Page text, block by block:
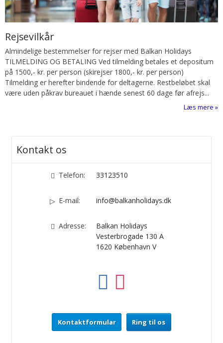
Rejsevilkår
Almindelige bestemmelser for rejser med Balkan Holidays
TILMELDING OG BETALING Ved tilmelding betales et depositum
på 1500,- kr. per person (skirejser 1800,- kr. per person)
Tilmelding er herefter bindende for deltagerne. Restbeløbet skal
være uden påkrav bureauet i hænde senest 60 dage før afrejs...
Læs mere
Kontakt os
Telefon: 33123510
E-mail: info@balkanholidays.dk
Adresse:
Balkan Holidays
Vesterbrogade 130 A
1620 København V
Kontaktformular Ring til os